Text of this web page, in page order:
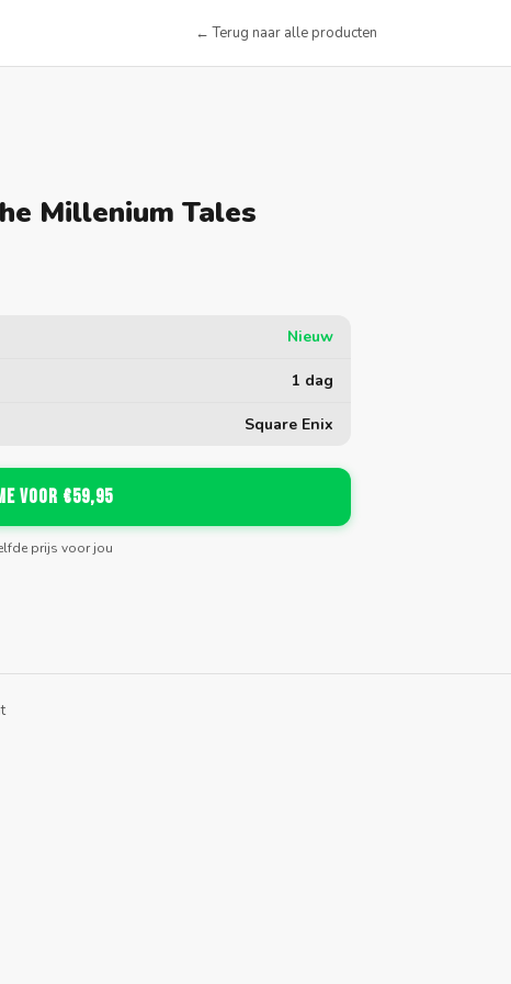
← Terug naar alle producten
Millenium Tales
Nieuw
1 dag
Square Enix
voor €59,95
prijs voor jou